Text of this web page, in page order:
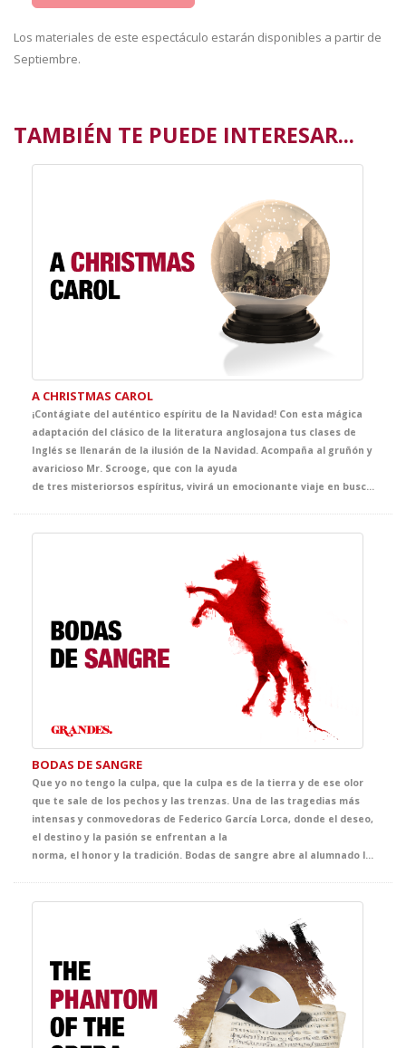
Los materiales de este espectáculo estarán disponibles a partir de
Septiembre.
TAMBIÉN TE PUEDE INTERESAR...
A CHRISTMAS CAROL
¡Contágiate del auténtico espíritu de la Navidad! Con esta mágica
adaptación del clásico de la literatura anglosajona tus clases de
Inglés se llenarán de la ilusión de la Navidad. Acompaña al gruñón y
avaricioso Mr. Scrooge, que con la ayuda
BODAS DE SANGRE
Que yo no tengo la culpa, que la culpa es de la tierra y de ese olor
que te sale de los pechos y las trenzas. Una de las tragedias más
intensas y conmovedoras de Federico García Lorca, donde el deseo,
el destino y la pasión se enfrentan a la